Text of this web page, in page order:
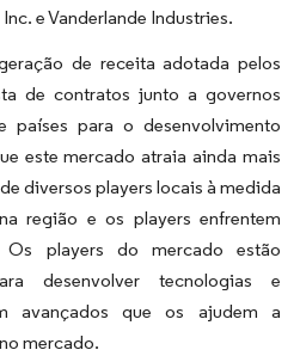
e Vanderlande Industries.
de receita adotada pelos
de contratos junto a governos
países para o desenvolvimento
este mercado atraia ainda mais
diversos players locais à medida
região e os players enfrentem
players do mercado estão
desenvolver tecnologias e
avançados que os ajudem a
mercado.